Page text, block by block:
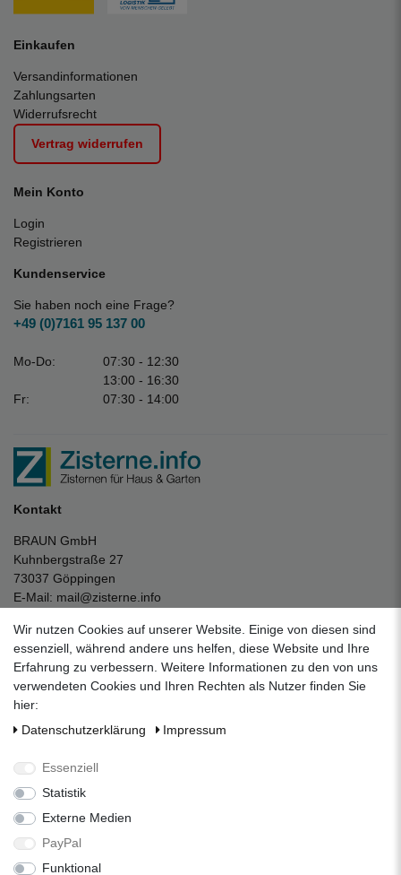
Einkaufen
Versandinformationen
Zahlungsarten
Widerrufsrecht
Vertrag widerrufen
Mein Konto
Login
Registrieren
Kundenservice
Sie haben noch eine Frage?
+49 (0)7161 95 137 00
Mo-Do:
07:30 - 12:30
13:00 - 16:30
Fr:
07:30 - 14:00
Kontakt
BRAUN GmbH
Kuhnbergstraße 27
73037 Göppingen
E-Mail: mail@zisterne.info
Unternehmen
Datenschutzerklärung
Impressum
Über uns
Folgen Sie uns auf Social Media
Wir nutzen Cookies auf unserer Website. Einige von diesen sind
essenziell, während andere uns helfen, diese Website und Ihre
Erfahrung zu verbessern. Weitere Informationen zu den von uns
verwendeten Cookies und Ihren Rechten als Nutzer finden Sie
hier:
Daten­schutz­erklärung
Impressum
Essenziell
Statistik
Externe Medien
PayPal
Funktional